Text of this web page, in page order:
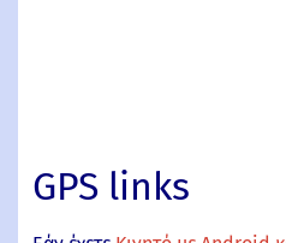
GPS links